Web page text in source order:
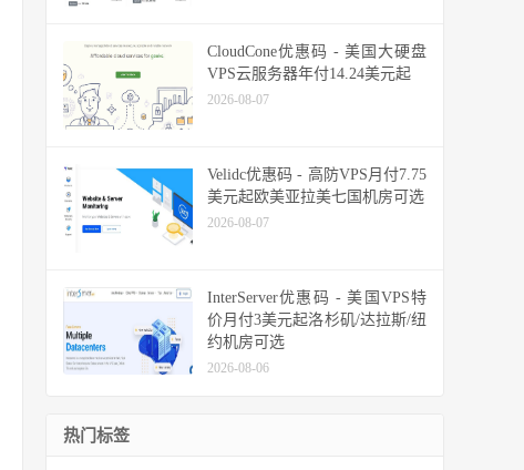
CloudCone优惠码 - 美国大硬盘
VPS云服务器年付14.24美元起
2026-08-07
Velidc优惠码 - 高防VPS月付7.75
美元起欧美亚拉美七国机房可选
2026-08-07
InterServer优惠码 - 美国VPS特
价月付3美元起洛杉矶/达拉斯/纽
约机房可选
2026-08-06
热门标签